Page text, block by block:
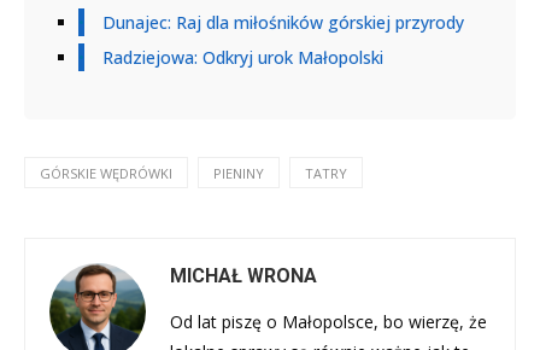
Dunajec: Raj dla miłośników górskiej przyrody
Radziejowa: Odkryj urok Małopolski
GÓRSKIE WĘDRÓWKI PIENINY TATRY
MICHAŁ WRONA
Od lat piszę o Małopolsce, bo wierzę, że